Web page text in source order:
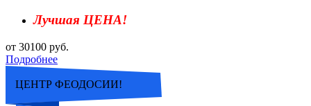
Лучшая ЦЕНА!
от 30100 руб.
Подробнее
ЦЕНТР ФЕОДОСИИ!